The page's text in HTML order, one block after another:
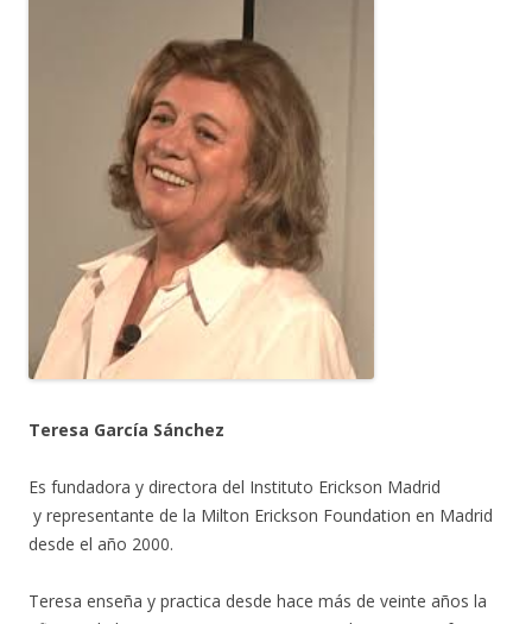
Teresa García Sánchez
Es fundadora y directora del Instituto Erickson Madrid
y representante de la Milton Erickson Foundation en Madrid
desde el año 2000.
Teresa enseña y practica desde hace más de veinte años la